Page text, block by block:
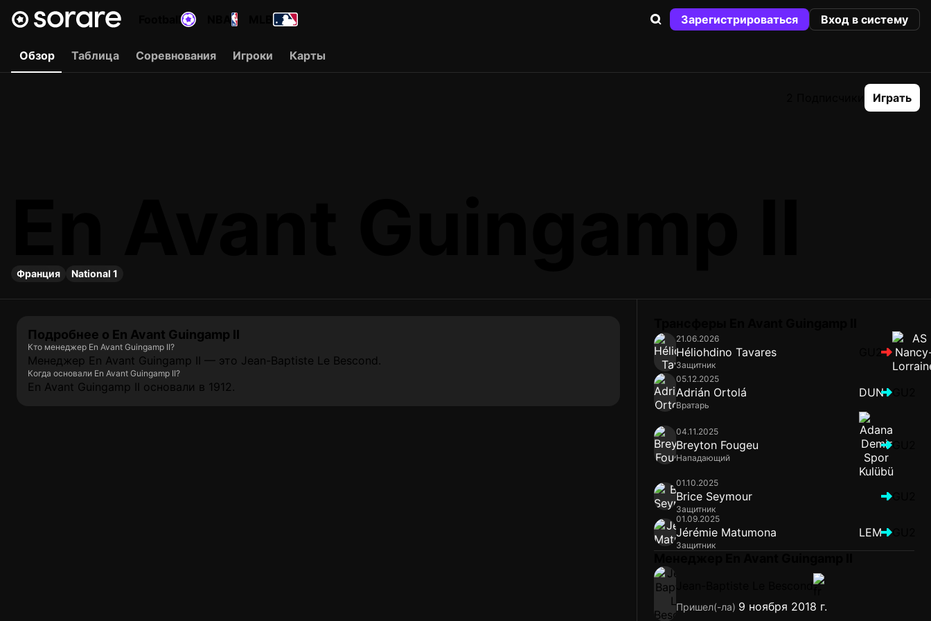
Зарегистрироваться Вход в систему
Обзор Таблица Соревнования Игроки Карты
Играть
Франция National 1
Подробнее о En Avant Guingamp II
Кто менеджер En Avant Guingamp II?
Менеджер En Avant Guingamp II — это Jean-Baptiste Le Bescond.
Когда основали En Avant Guingamp II?
En Avant Guingamp II основали в 1912.
21.06.2026
Héliohdino Tavares
Защитник
GU2
05.12.2025
Adrián Ortolá
Вратарь
DUN
04.11.2025
Breyton Fougeu
Нападающий
01.10.2025
Brice Seymour
Защитник
01.09.2025
Jérémie Matumona
Защитник
LEM
Пришел(-ла) 9 ноября 2018 г.